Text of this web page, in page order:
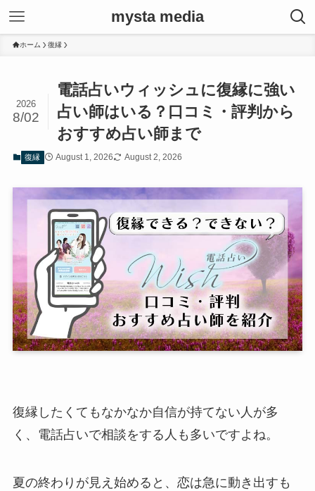
mysta media
ホーム 復縁
電話占いウィッシュに復縁に強い
占い師はいる？口コミ・評判から
おすすめ占い師まで
2026
8/02
復縁 August 1, 2026 August 2, 2026
復縁したくてもなかなか自信が持てない人が多
く、電話占いで相談をする人も多いですよね。
夏の終わりが見え始めると、恋は急に動き出すも